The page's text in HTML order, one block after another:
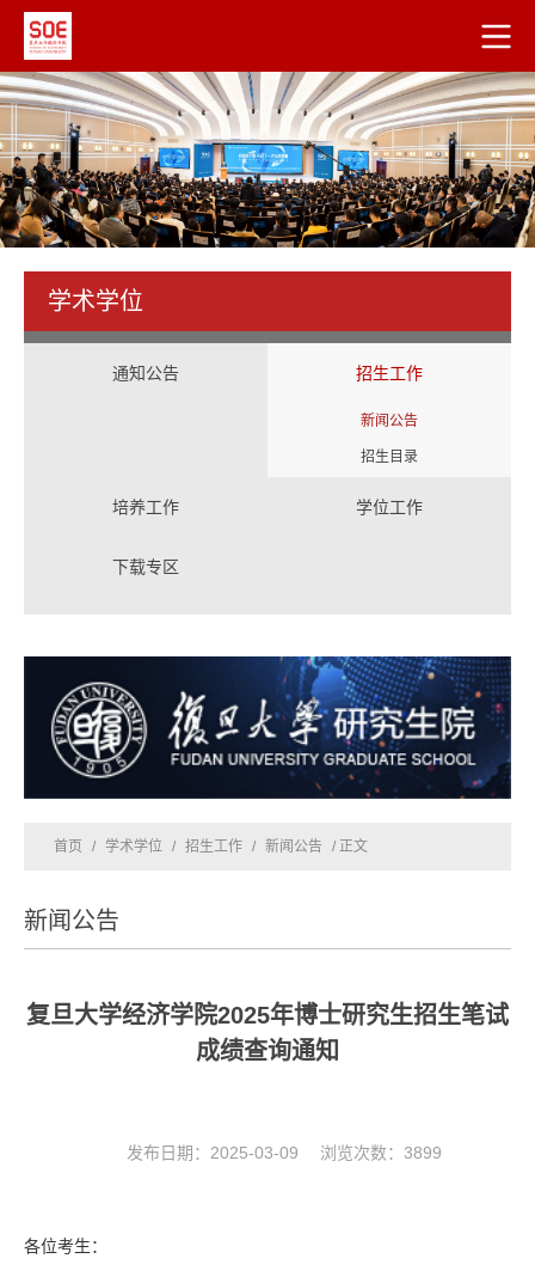
学术学位
通知公告 招生工作
新闻公告
招生目录
培养工作 学位工作
下载专区
首页 / 学术学位 / 招生工作 / 新闻公告 / 正文
新闻公告
复旦大学经济学院2025年博士研究生招生笔试
成绩查询通知
发布日期：2025-03-09 浏览次数： 3899
各位考生：